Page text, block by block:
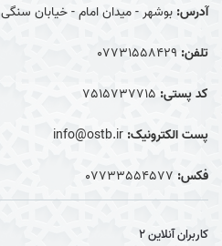
آدرس: بوشهر - میدان امام - خیابان سنگی
تلفن: 07731558429
کد پستی: 7515737715
پست الکترونیک: info@ostb.ir
فکس: 07733554577
کاربران آنلاین2